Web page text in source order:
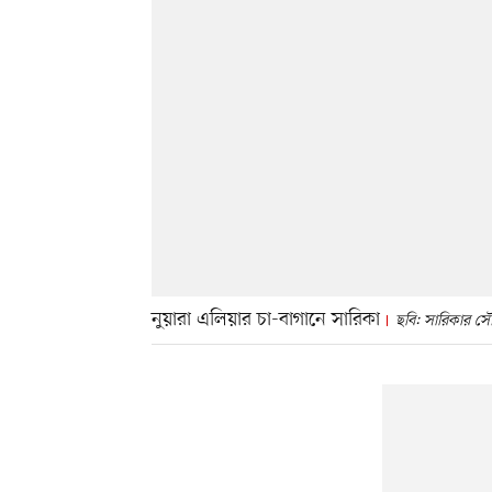
নুয়ারা এলিয়ার চা-বাগানে সারিকা ছবি: সারিকার